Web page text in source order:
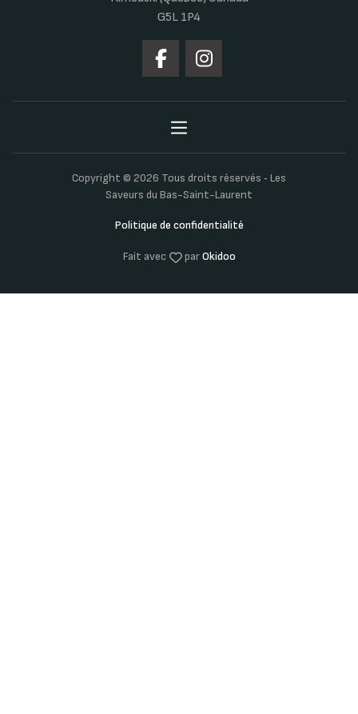
G5L 1P4
Copyright © 2026 Tous droits réservés ‐ Les
Saveurs du Bas-Saint-Laurent
Politique de confidentialité
Fait avec parOkidoo